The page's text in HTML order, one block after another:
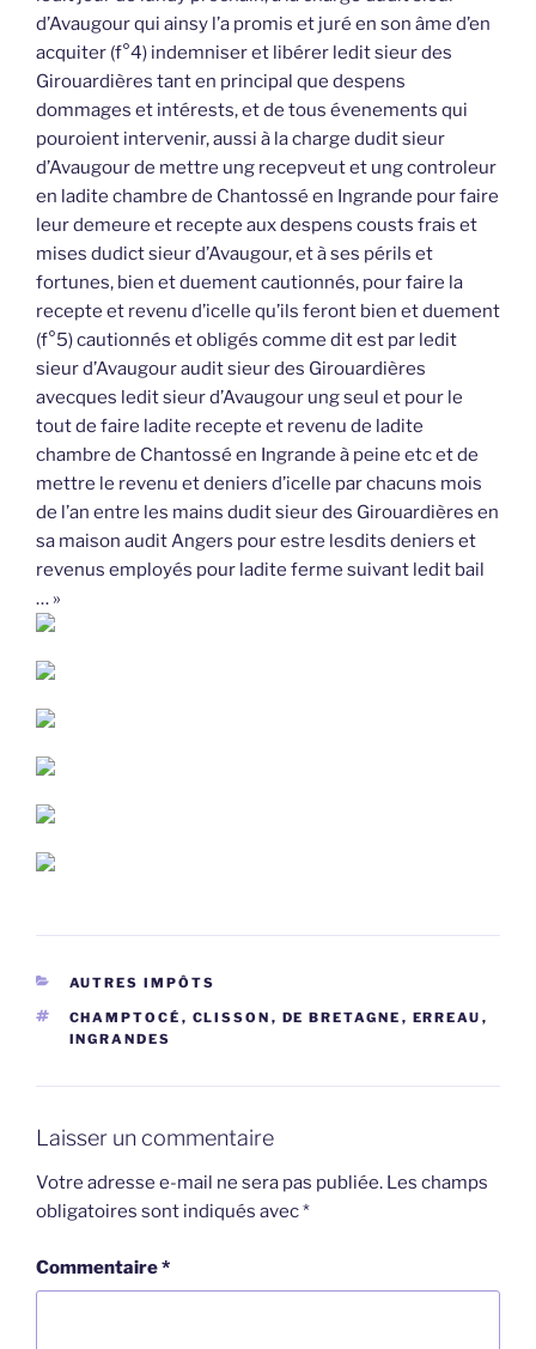
d’Avaugour qui ainsy l’a promis et juré en son âme d’en
acquiter (f°4) indemniser et libérer ledit sieur des
Girouardières tant en principal que despens
dommages et intérests, et de tous évenements qui
pouroient intervenir, aussi à la charge dudit sieur
d’Avaugour de mettre ung recepveut et ung controleur
en ladite chambre de Chantossé en Ingrande pour faire
leur demeure et recepte aux despens cousts frais et
mises dudict sieur d’Avaugour, et à ses périls et
fortunes, bien et duement cautionnés, pour faire la
recepte et revenu d’icelle qu’ils feront bien et duement
(f°5) cautionnés et obligés comme dit est par ledit
sieur d’Avaugour audit sieur des Girouardières
avecques ledit sieur d’Avaugour ung seul et pour le
tout de faire ladite recepte et revenu de ladite
chambre de Chantossé en Ingrande à peine etc et de
mettre le revenu et deniers d’icelle par chacuns mois
de l’an entre les mains dudit sieur des Girouardières en
sa maison audit Angers pour estre lesdits deniers et
revenus employés pour ladite ferme suivant ledit bail
… »
CATÉGORIES
AUTRES IMPÔTS
ÉTIQUETTES
CHAMPTOCÉ , CLISSON , DE BRETAGNE , ERREAU ,
INGRANDES
Laisser un commentaire
Votre adresse e-mail ne sera pas publiée. Les champs
obligatoires sont indiqués avec*
Commentaire*